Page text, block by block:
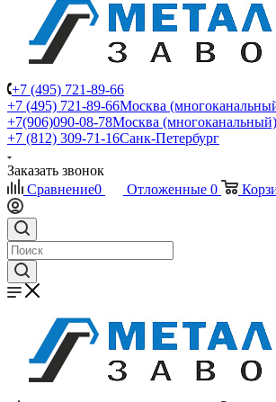
+7 (495) 721-89-66
+7 (495) 721-89-66Москва
+7(906)090-08-78Москва (многоканальный)
+7 (812) 309-71-16Санк-Петербург
Заказать звонок
Сравнение0 Отложенные 0